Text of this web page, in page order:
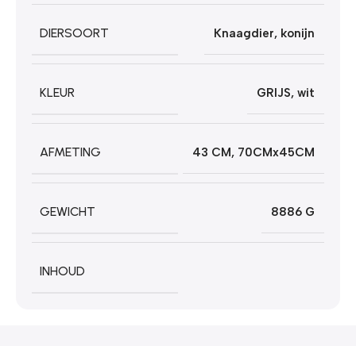
DIERSOORT Knaagdier, konijn
KLEUR GRIJS, wit
AFMETING 43 CM, 70CMx45CM
GEWICHT 8886 G
INHOUD